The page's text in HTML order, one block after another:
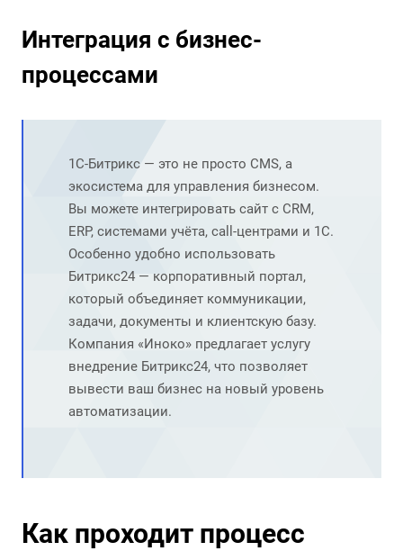
Интеграция с бизнес-
процессами
1С-Битрикс — это не просто CMS, а
экосистема для управления бизнесом.
Вы можете интегрировать сайт с CRM,
ERP, системами учёта, call-центрами и 1С.
Особенно удобно использовать
Битрикс24 — корпоративный портал,
который объединяет коммуникации,
задачи, документы и клиентскую базу.
Компания «Иноко» предлагает услугу
внедрение Битрикс24, что позволяет
вывести ваш бизнес на новый уровень
автоматизации.
Как проходит процесс